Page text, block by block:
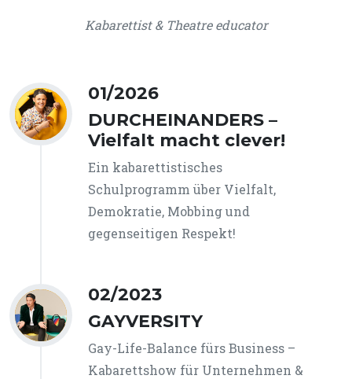
Kabarettist & Theatre educator
01/2026
DURCHEINANDERS –
Vielfalt macht clever!
Ein kabarettistisches
Schulprogramm über Vielfalt,
Demokratie, Mobbing und
gegenseitigen Respekt!
02/2023
GAYVERSITY
Gay-Life-Balance fürs Business –
Kabarettshow für Unternehmen &